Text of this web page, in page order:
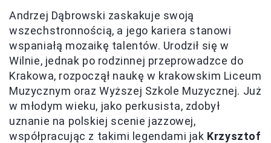
Andrzej Dąbrowski zaskakuje swoją
wszechstronnością, a jego kariera stanowi
wspaniałą mozaikę talentów. Urodził się w
Wilnie, jednak po rodzinnej przeprowadzce do
Krakowa, rozpoczął naukę w krakowskim Liceum
Muzycznym oraz Wyższej Szkole Muzycznej. Już
w młodym wieku, jako perkusista, zdobył
uznanie na polskiej scenie jazzowej,
współpracując z takimi legendami jak Krzysztof